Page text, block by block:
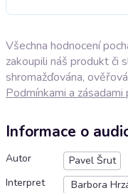
Všechna hodnocení
zakoupili náš produkt či
shromažďována,
Podmínkami a
Informace o
Autor
Pavel Šrut
Interpret
Barbora